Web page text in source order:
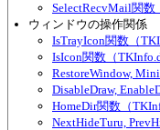
SelectRecvMail関数
ウィンドウの操作関係
IsTrayIcon関数（
IsIcon関数（
RestoreWindow,
DisableDraw,
HomeDir関数（
NextHideTuru,